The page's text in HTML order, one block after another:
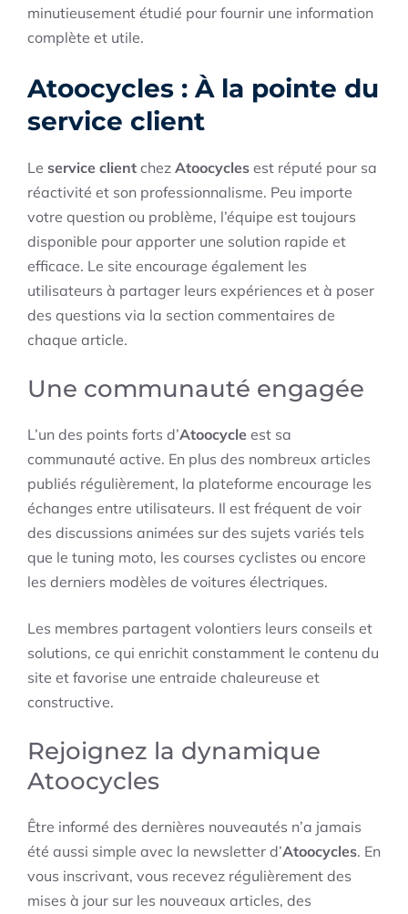
minutieusement étudié pour fournir une information
complète et utile.
Atoocycles : À la pointe du
service client
Le service client chez Atoocycles est réputé pour sa
réactivité et son professionnalisme. Peu importe
votre question ou problème, l’équipe est toujours
disponible pour apporter une solution rapide et
efficace. Le site encourage également les
utilisateurs à partager leurs expériences et à poser
des questions via la section commentaires de
chaque article.
Une communauté engagée
L’un des points forts d’Atoocycle est sa
communauté active. En plus des nombreux articles
publiés régulièrement, la plateforme encourage les
échanges entre utilisateurs. Il est fréquent de voir
des discussions animées sur des sujets variés tels
que le tuning moto, les courses cyclistes ou encore
les derniers modèles de voitures électriques.
Les membres partagent volontiers leurs conseils et
solutions, ce qui enrichit constamment le contenu du
site et favorise une entraide chaleureuse et
constructive.
Rejoignez la dynamique
Atoocycles
Être informé des dernières nouveautés n’a jamais
été aussi simple avec la newsletter d’Atoocycles. En
vous inscrivant, vous recevez régulièrement des
mises à jour sur les nouveaux articles, des